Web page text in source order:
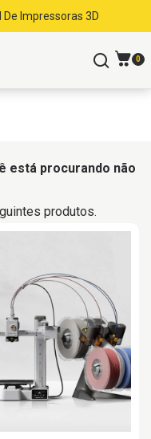
Impressoras 3D
0
está procurando não
produtos.